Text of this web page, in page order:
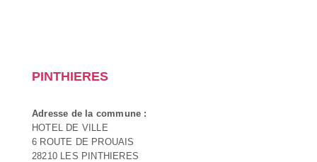
PINTHIERES
Adresse de la commune :
HOTEL DE VILLE
6 ROUTE DE PROUAIS
28210 LES PINTHIERES